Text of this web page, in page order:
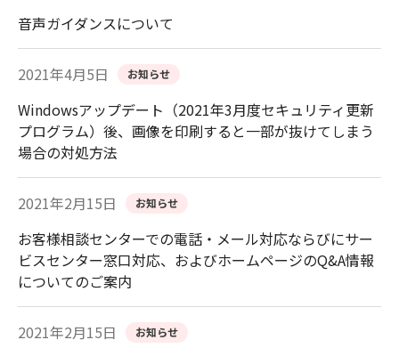
音声ガイダンスについて
2021年4月5日 お知らせ
Windowsアップデート（2021年3月度セキュリティ更新
プログラム）後、画像を印刷すると一部が抜けてしまう
場合の対処方法
2021年2月15日 お知らせ
お客様相談センターでの電話・メール対応ならびにサー
ビスセンター窓口対応、およびホームページのQ&A情報
についてのご案内
2021年2月15日 お知らせ